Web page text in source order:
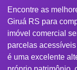
Encontre as
Giruá RS para
imóvel comercial
parcelas
é uma excelente